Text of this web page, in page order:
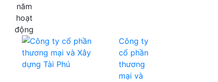
năm
hoạt
động
Công ty
cổ phần
thương
mại và